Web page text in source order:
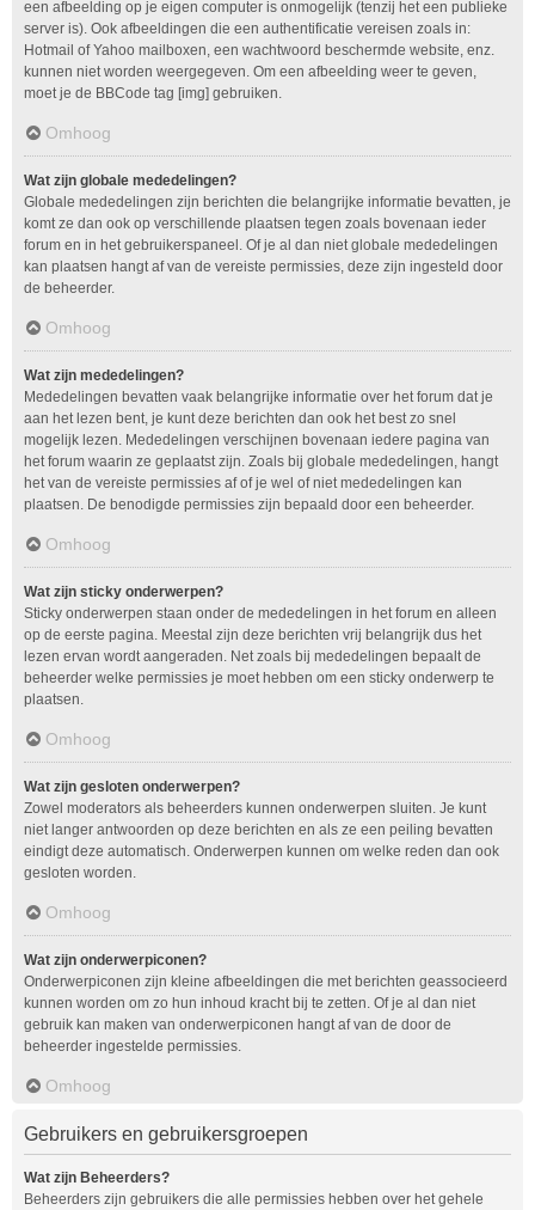
een afbeelding op je eigen computer is onmogelijk (tenzij het een publieke
server is). Ook afbeeldingen die een authentificatie vereisen zoals in:
Hotmail of Yahoo mailboxen, een wachtwoord beschermde website, enz.
kunnen niet worden weergegeven. Om een afbeelding weer te geven,
moet je de BBCode tag [img] gebruiken.
Omhoog
Wat zijn globale mededelingen?
Globale mededelingen zijn berichten die belangrijke informatie bevatten, je
komt ze dan ook op verschillende plaatsen tegen zoals bovenaan ieder
forum en in het gebruikerspaneel. Of je al dan niet globale mededelingen
kan plaatsen hangt af van de vereiste permissies, deze zijn ingesteld door
de beheerder.
Omhoog
Wat zijn mededelingen?
Mededelingen bevatten vaak belangrijke informatie over het forum dat je
aan het lezen bent, je kunt deze berichten dan ook het best zo snel
mogelijk lezen. Mededelingen verschijnen bovenaan iedere pagina van
het forum waarin ze geplaatst zijn. Zoals bij globale mededelingen, hangt
het van de vereiste permissies af of je wel of niet mededelingen kan
plaatsen. De benodigde permissies zijn bepaald door een beheerder.
Omhoog
Wat zijn sticky onderwerpen?
Sticky onderwerpen staan onder de mededelingen in het forum en alleen
op de eerste pagina. Meestal zijn deze berichten vrij belangrijk dus het
lezen ervan wordt aangeraden. Net zoals bij mededelingen bepaalt de
beheerder welke permissies je moet hebben om een sticky onderwerp te
plaatsen.
Omhoog
Wat zijn gesloten onderwerpen?
Zowel moderators als beheerders kunnen onderwerpen sluiten. Je kunt
niet langer antwoorden op deze berichten en als ze een peiling bevatten
eindigt deze automatisch. Onderwerpen kunnen om welke reden dan ook
gesloten worden.
Omhoog
Wat zijn onderwerpiconen?
Onderwerpiconen zijn kleine afbeeldingen die met berichten geassocieerd
kunnen worden om zo hun inhoud kracht bij te zetten. Of je al dan niet
gebruik kan maken van onderwerpiconen hangt af van de door de
beheerder ingestelde permissies.
Omhoog
Gebruikers en gebruikersgroepen
Wat zijn Beheerders?
Beheerders zijn gebruikers die alle permissies hebben over het gehele